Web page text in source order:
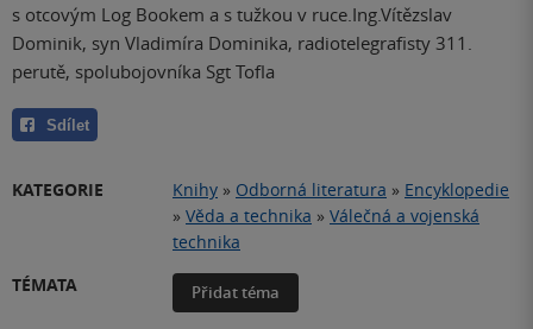
s otcovým Log Bookem a s tužkou v ruce.Ing.Vítězslav
Dominik, syn Vladimíra Dominika, radiotelegrafisty 311.
perutě, spolubojovníka Sgt Tofla
Sdílet
KATEGORIE Knihy » Odborná literatura » Encyklopedie
» Věda a technika » Válečná a vojenská
technika
TÉMATA
Přidat téma